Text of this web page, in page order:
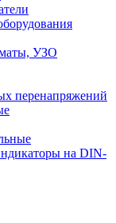
УЗО
перенапряжений
на DIN-